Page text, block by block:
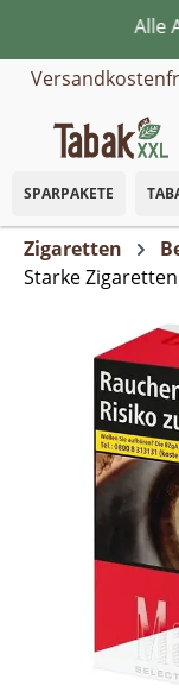
Zum Hauptinhalt
Alle
SPARPAKETE
Zigaretten
Starke Zigaretten